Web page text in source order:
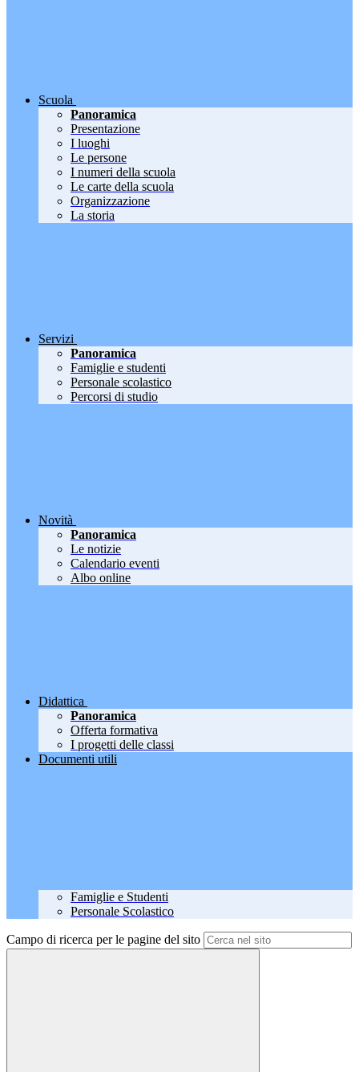
Scuola
Panoramica
Presentazione
I luoghi
Le persone
I numeri della scuola
Le carte della scuola
Organizzazione
La storia
Servizi
Panoramica
Famiglie e studenti
Personale scolastico
Percorsi di studio
Novità
Panoramica
Le notizie
Calendario eventi
Albo online
Didattica
Panoramica
Offerta formativa
I progetti delle classi
Documenti utili
Famiglie e Studenti
Personale Scolastico
Campo di ricerca per le pagine del sito